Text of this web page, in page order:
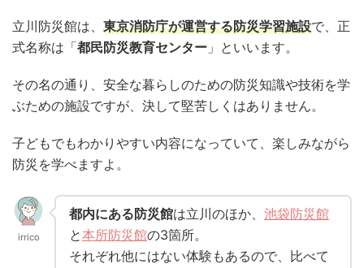
立川防災館は、 東京消防庁が運営する防災学習施設で、正
式名称は「都民防災教育センター 」といいます。
その名の通り、安全な暮らしのための防災知識や技術を学
ぶための施設ですが、決して堅苦しくはありません。
子どもでもわかりやすい内容になっていて、楽しみながら
防災を学べますよ。
irrico
都内にある防災館は立川のほか、 池袋防災館
と本所防災館の3箇所。
それぞれ他にはない体験もあるので、比べて